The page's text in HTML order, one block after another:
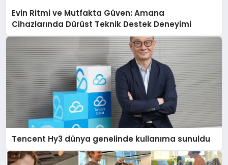
Evin Ritmi ve Mutfakta Güven: Amana
Cihazlarında Dürüst Teknik Destek Deneyimi
Tencent Hy3 dünya genelinde kullanıma sunuldu